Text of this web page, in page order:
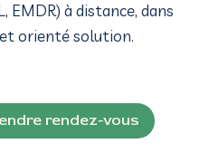
EMDR) à distance, dans
orienté solution.
rendez-vous